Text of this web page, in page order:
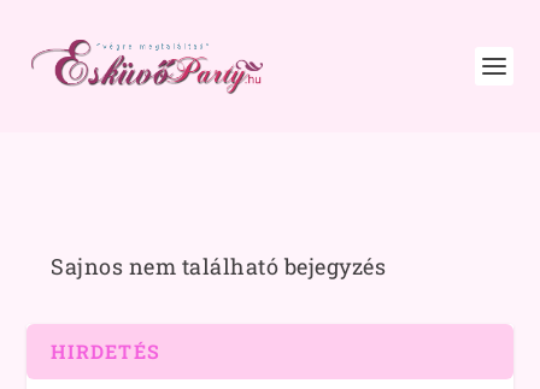
Sajnos nem található bejegyzés
HIRDETÉS